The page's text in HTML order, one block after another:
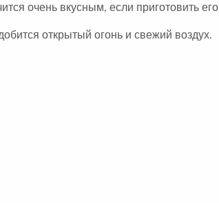
очень вкусным, если приготовить его
открытый огонь и свежий воздух.